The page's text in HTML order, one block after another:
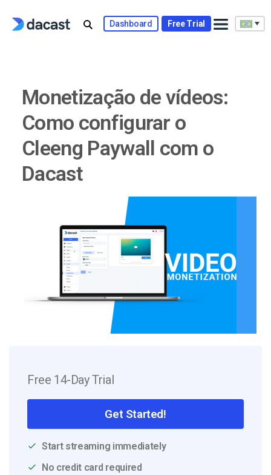
Dashboard Free Trial
Monetização de vídeos:
Como configurar o
Cleeng Paywall com o
Dacast
Free 14-Day Trial
Get Started!
Start streaming immediately
No credit card required